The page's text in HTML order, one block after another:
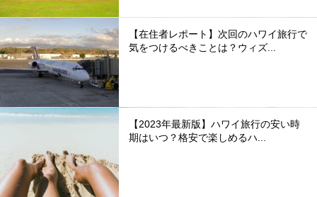
【在住者レポート】次回のハワイ旅行で
気をつけるべきことは？ウィズ...
【2023年最新版】ハワイ旅行の安い時
期はいつ？格安で楽しめるハ...